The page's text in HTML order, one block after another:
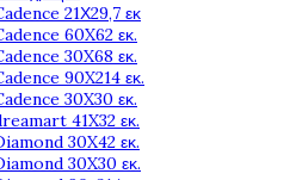
21Χ29,7 εκ
60X62 εκ.
30X68 εκ.
90X214 εκ.
30X30 εκ.
41X32 εκ.
30X42 εκ.
30X30 εκ.